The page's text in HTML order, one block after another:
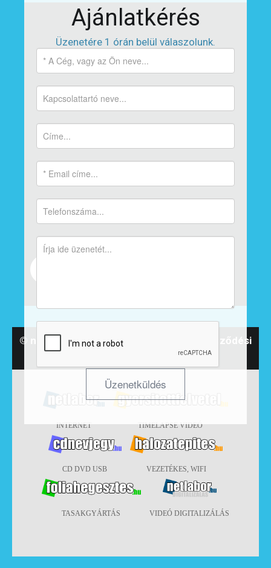
Ajánlatkérés
Üzenetére 1 órán belül válaszolunk.
Kövessen minket Facebook-on
© netlabor.hu- 2014-2026. -
Általános Szerződési
INTERNET TIMELAPSE VIDEÓ
CD DVD USB VEZETÉKES, WIFI
TASAKGYÁRTÁS VIDEÓ DIGITALIZÁLÁS